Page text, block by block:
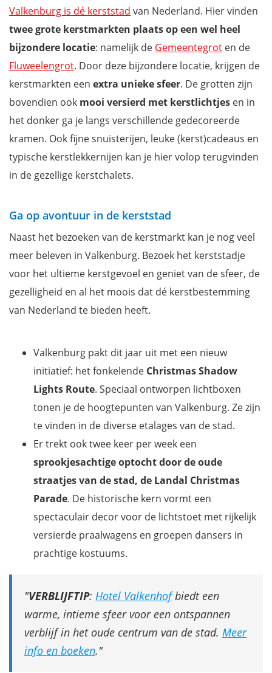
Valkenburg is dé kerststad van Nederland. Hier vinden
twee grote kerstmarkten plaats op een wel heel
bijzondere locatie: namelijk de Gemeentegrot en de
Fluweelengrot. Door deze bijzondere locatie, krijgen de
kerstmarkten een extra unieke sfeer. De grotten zijn
bovendien ook mooi versierd met kerstlichtjes en in
het donker ga je langs verschillende gedecoreerde
kramen. Ook fijne snuisterijen, leuke (kerst)cadeaus en
typische kerstlekkernijen kan je hier volop terugvinden
in de gezellige kerstchalets.
Ga op avontuur in de kerststad
Naast het bezoeken van de kerstmarkt kan je nog veel
meer beleven in Valkenburg. Bezoek het kerststadje
voor het ultieme kerstgevoel en geniet van de sfeer, de
gezelligheid en al het moois dat dé kerstbestemming
van Nederland te bieden heeft.
Valkenburg pakt dit jaar uit met een nieuw
initiatief: het fonkelende Christmas Shadow
Lights Route. Speciaal ontworpen lichtboxen
tonen je de hoogtepunten van Valkenburg. Ze zijn
te vinden in de diverse etalages van de stad.
Er trekt ook twee keer per week een
sprookjesachtige optocht door de oude
straatjes van de stad, de Landal Christmas
Parade. De historische kern vormt een
spectaculair decor voor de lichtstoet met rijkelijk
versierde praalwagens en groepen dansers in
prachtige kostuums.
VERBLIJFTIP: Hotel Valkenhofbiedt een
warme, intieme sfeer voor een ontspannen
verblijf in het oude centrum van de stad. Meer
info en boeken.